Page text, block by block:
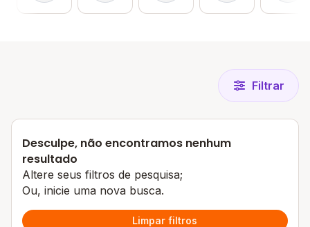
Filtrar
Desculpe, não encontramos nenhum
resultado
Altere seus filtros de pesquisa;
Ou, inicie uma nova busca.
Limpar filtros